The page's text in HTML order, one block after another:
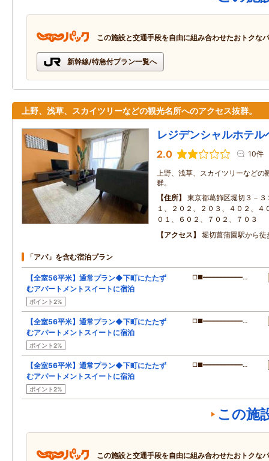
この施設と交通手段を自由に組み合わせたおトクな
新幹線/特急付プラン一覧へ
上野、浅草、スカイツリーなどの観光名所へのアクセス抜群。
レジデンシャルホテル
2.0 10件
上野、浅草、スカイツリーなどの
群。
住所
東京都葛飾区堀切３－
１、２０２、２０３、４０２、４
０１、６０２、７０２、７０３
アクセス
堀切菖蒲園駅から徒
「アパ」を含む宿泊プラン
【全室56平米】通常プラン◆下町にたたず
むアパートメントスイートに宿泊
ポイント2%
□■━━━━━━━━━━━…
【全室56平米】通常プラン◆下町にたたず
むアパートメントスイートに宿泊
ポイント2%
□■━━━━━━━━━━━…
【全室56平米】通常プラン◆下町にたたず
むアパートメントスイートに宿泊
ポイント2%
□■━━━━━━━━━━━…
この施
この施設と交通手段を自由に組み合わせたおトクな